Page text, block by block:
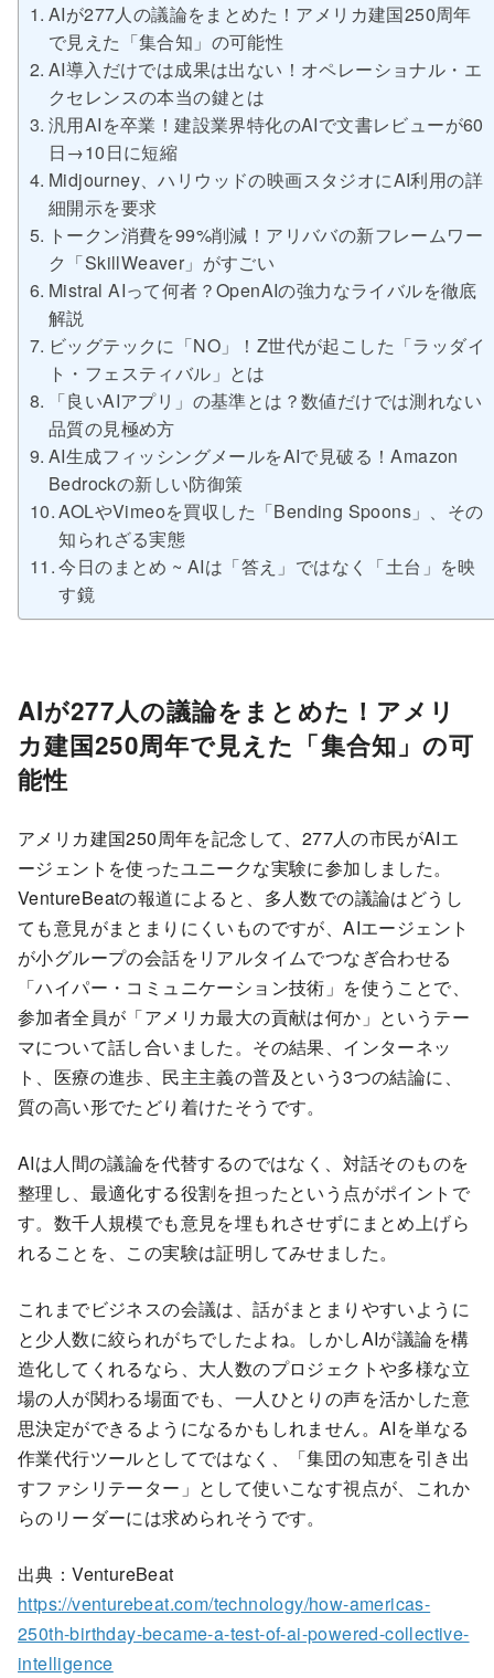
AIが277人の議論をまとめた！アメリカ建国250周年
で見えた「集合知」の可能性
AI導入だけでは成果は出ない！オペレーショナル・エ
クセレンスの本当の鍵とは
汎用AIを卒業！建設業界特化のAIで文書レビューが60
日→10日に短縮
Midjourney、ハリウッドの映画スタジオにAI利用の詳
細開示を要求
トークン消費を99%削減！アリババの新フレームワー
ク「SkillWeaver」がすごい
Mistral AIって何者？OpenAIの強力なライバルを徹底
解説
ビッグテックに「NO」！Z世代が起こした「ラッダイ
ト・フェスティバル」とは
「良いAIアプリ」の基準とは？数値だけでは測れない
品質の見極め方
AI生成フィッシングメールをAIで見破る！Amazon
Bedrockの新しい防御策
AOLやVimeoを買収した「Bending Spoons」、その
知られざる実態
今日のまとめ ~ AIは「答え」ではなく「土台」を映
す鏡
AIが277人の議論をまとめた！アメリ
カ建国250周年で見えた「集合知」の可
能性
アメリカ建国250周年を記念して、277人の市民がAIエ
ージェントを使ったユニークな実験に参加しました。
VentureBeatの報道によると、多人数での議論はどうし
ても意見がまとまりにくいものですが、AIエージェント
が小グループの会話をリアルタイムでつなぎ合わせる
「ハイパー・コミュニケーション技術」を使うことで、
参加者全員が「アメリカ最大の貢献は何か」というテー
マについて話し合いました。その結果、インターネッ
ト、医療の進歩、民主主義の普及という3つの結論に、
質の高い形でたどり着けたそうです。
AIは人間の議論を代替するのではなく、対話そのものを
整理し、最適化する役割を担ったという点がポイントで
す。数千人規模でも意見を埋もれさせずにまとめ上げら
れることを、この実験は証明してみせました。
これまでビジネスの会議は、話がまとまりやすいように
と少人数に絞られがちでしたよね。しかしAIが議論を構
造化してくれるなら、大人数のプロジェクトや多様な立
場の人が関わる場面でも、一人ひとりの声を活かした意
思決定ができるようになるかもしれません。AIを単なる
作業代行ツールとしてではなく、「集団の知恵を引き出
すファシリテーター」として使いこなす視点が、これか
らのリーダーには求められそうです。
出典：VentureBeat
https://venturebeat.com/technology/how-americas-
250th-birthday-became-a-test-of-ai-powered-collective-
intelligence